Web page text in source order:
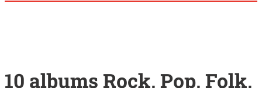
10 albums Rock, Pop, Folk,